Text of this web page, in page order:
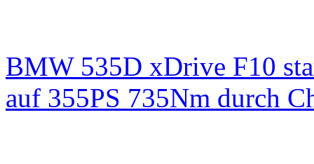
BMW 535D xDrive F10
auf 355PS 735Nm durch